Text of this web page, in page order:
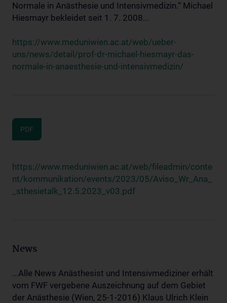
Normale in Anästhesie und Intensivmedizin.“ Michael
Hiesmayr bekleidet seit 1. 7. 2008...
https://www.meduniwien.ac.at/web/ueber-
uns/news/detail/prof-dr-michael-hiesmayr-das-
normale-in-anaesthesie-und-intensivmedizin/
PDF
https://www.meduniwien.ac.at/web/fileadmin/conte
nt/kommunikation/events/2023/05/Aviso_Wr_Ana_
_sthesietalk_12.5.2023_v03.pdf
News
...Alle News Anästhesist und Intensivmediziner erhält
vom FWF vergebene Auszeichnung auf dem Gebiet
der Anästhesie (Wien, 25-1-2016) Klaus Ulrich Klein